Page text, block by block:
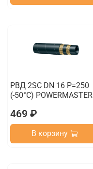
РВД 2SC DN 16 P=250
(-50°C) POWERMASTER
469 ₽
В корзину